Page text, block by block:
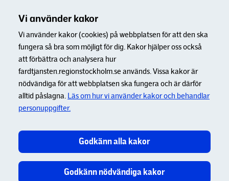
Vi använder kakor
Vi använder kakor (cookies) på webbplatsen för att den ska
fungera så bra som möjligt för dig. Kakor hjälper oss också
att förbättra och analysera hur
fardtjansten.regionstockholm.se används. Vissa kakor är
nödvändiga för att webbplatsen ska fungera och är därför
alltid påslagna. Läs om hur vi använder kakor och behandlar
personuppgifter.
Godkänn alla kakor
Godkänn nödvändiga kakor